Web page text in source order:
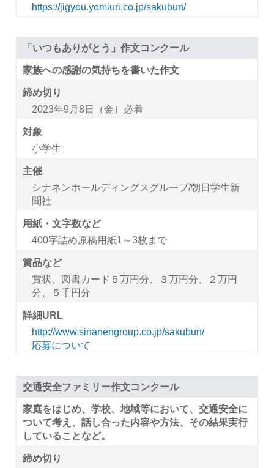
https://jigyou.yomiuri.co.jp/sakubun/
「いつもありがとう」作文コンクール
家族への感謝の気持ちを書いた作文
締め切り
2023年9月8日（金）必着
対象
小学生
主催
シナネンホールディングスグループ/朝日学生新
聞社
用紙・文字数など
400字詰め原稿用紙1～3枚まで
賞品など
賞状、図書カード５万円分、３万円分、２万円
分、５千円分
詳細URL
http://www.sinanengroup.co.jp/sakubun/
応募について
交通安全ファミリー作文コンクール
家庭をはじめ、学校、地域等において、交通安全に
ついて考え、話し合った内容や方法、その結果実行
していることなど。
締め切り